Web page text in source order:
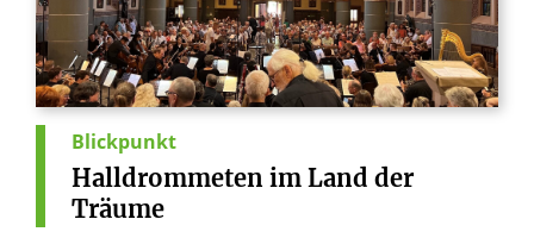
Blickpunkt
Halldrommeten im Land der
Träume